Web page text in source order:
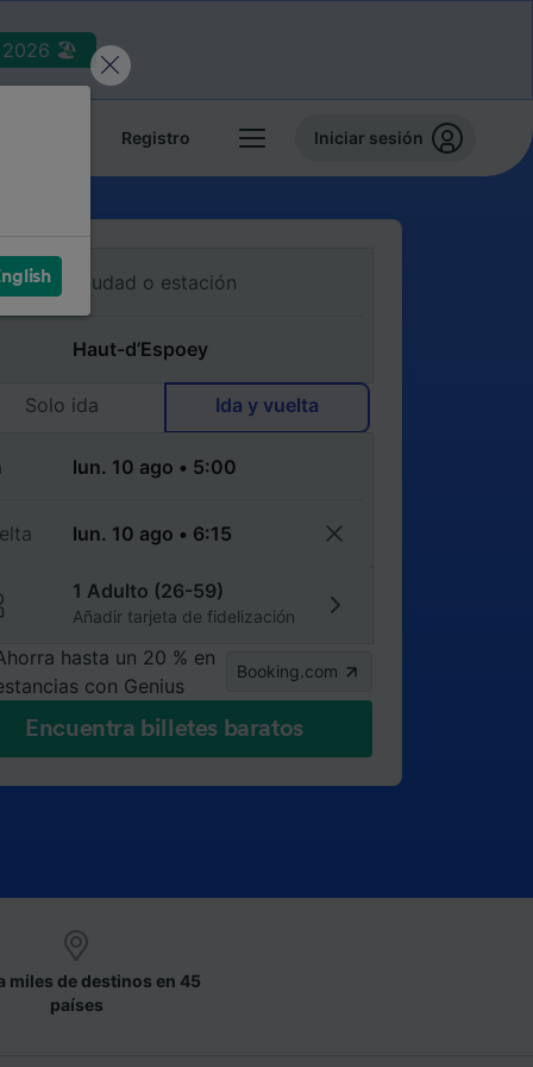
2026 🏖️
Registro Iniciar sesión
Solo ida Ida y vuelta
1 Adulto (26-59)
Añadir tarjeta de fidelización
hasta un 20 % en
con Genius
Booking.com
Encuentra billetes baratos
miles de destinos en 45
países